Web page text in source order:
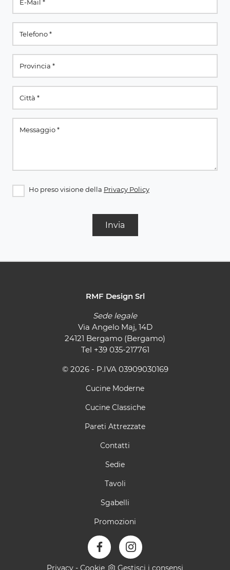
Ho preso visione della Privacy Policy
Invia
RMF Design Srl
Sede legale
Via Angelo Maj, 14D
24121 Bergamo (Bergamo)
Tel +39 035-217761
© 2026 - P.IVA 03909030169
Cucine Moderne
Cucine Classiche
Pareti Attrezzate
Contatti
Sedie
Tavoli
Sgabelli
Promozioni
Privacy - Cookie Gestisci i consensi